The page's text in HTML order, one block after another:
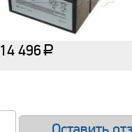
14 496 a